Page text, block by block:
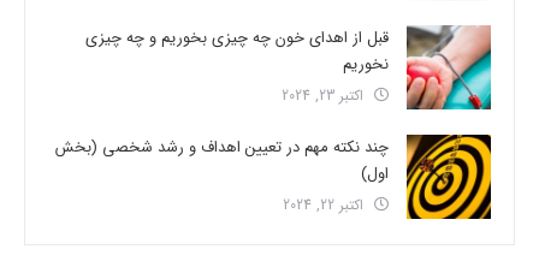
قبل از اهدای خون چه چیزی بخوریم و چه چیزی
نخوریم
اکتبر 23, 2024
چند نکته مهم در تعیین اهداف و رشد شخصی (بخش
اول)
اکتبر 22, 2024